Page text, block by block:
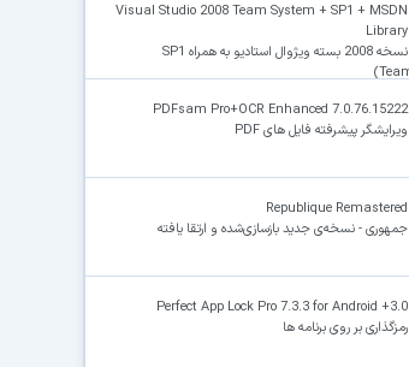
Visual Studio 2008 Team System + SP1 + MSDN
Library
نسخه 2008 بسته ویژوال استادیو به همراه SP1
PDFsam Pro+OCR Enhanced 7.0.76.15222
ویرایشگر پیشرفته فایل های PDF
Republique Remastered
جمهوری - نسخه‌ی جدید بازسازی‌شده و ارتقا یافته
Perfect App Lock Pro 7.3.3 for Android +3.0
رمزگذاری بر روی برنامه ها